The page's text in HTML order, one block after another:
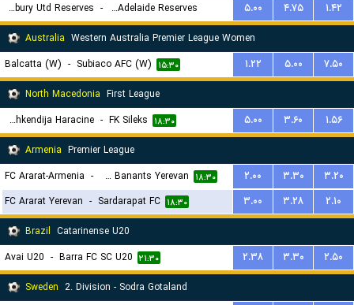
Salisbury Utd Reserves
- South Adelaide Reserves
۱۴:۳۰
۵.۰۰ ۴.۷۵
۱.۴۲
Australia Western Australia Premier League Women
Balcatta (W) - Subiaco AFC (W) ۱۵:۳۰ ۱.۲۲ ۵.۰۰
۷.۵۰
North Macedonia First League
KF Shkendija Haracine
- FK Sileks ۱۸:۳۰ ۵.۰۰ ۳.۶۰
۱.۵۶
Armenia Premier League
FC Ararat-Armenia - FC Urartu Banants Yerevan ۱۸:۳۰ ۲.۰۰ ۳.۳۰
۳.۲۰
FC Ararat Yerevan - Sardarapat FC ۱۸:۳۰ ۳.۰۰ ۳.۲۸
۲.۱۰
Brazil Catarinense U20
Avai U20 - Barra FC SC U20 ۲۱:۳۰ ۲.۳۸ ۳.۳۰
۲.۵۰
Sweden 2. Division - Sodra Gotaland